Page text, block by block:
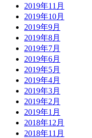
2019年11月
2019年10月
2019年9月
2019年8月
2019年7月
2019年6月
2019年5月
2019年4月
2019年3月
2019年2月
2019年1月
2018年12月
2018年11月